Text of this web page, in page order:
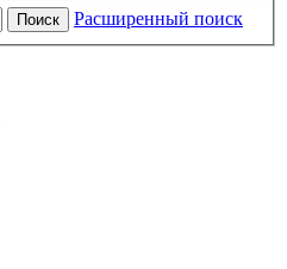
Поиск Расширенный поиск